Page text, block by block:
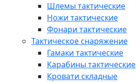
Шлемы тактические
Ножи тактические
Фонари тактические
Тактическое снаряжение
Гамаки тактические
Карабины тактические
Кровати складные